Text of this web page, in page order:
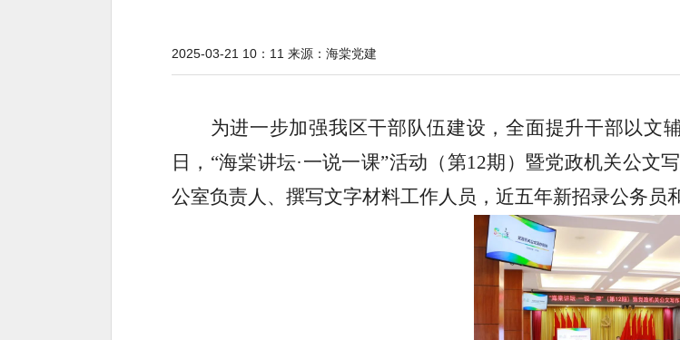
2025-03-21 10：11 来源： 海棠党建
为进一步加强我区干部队伍建设，全面提升干部以文
日，“海棠讲坛·一说一课”活动（第12期）暨党政机关公
公室负责人、撰写文字材料工作人员，近五年新招录公务员